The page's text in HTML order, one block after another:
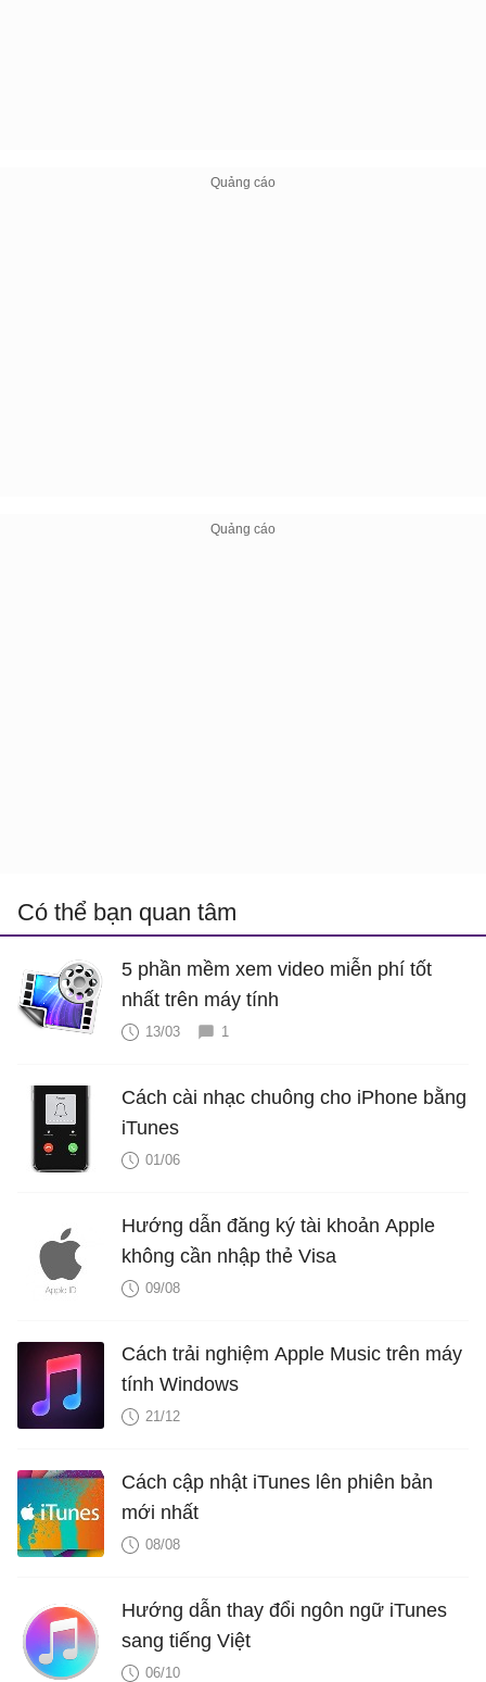
Có thể bạn quan tâm
5 phần mềm xem video miễn phí tốt
nhất trên máy tính
13/03 1
Cách cài nhạc chuông cho iPhone bằng
iTunes
01/06
Hướng dẫn đăng ký tài khoản Apple
không cần nhập thẻ Visa
09/08
Cách trải nghiệm Apple Music trên máy
tính Windows
21/12
Cách cập nhật iTunes lên phiên bản
mới nhất
08/08
Hướng dẫn thay đổi ngôn ngữ iTunes
sang tiếng Việt
06/10